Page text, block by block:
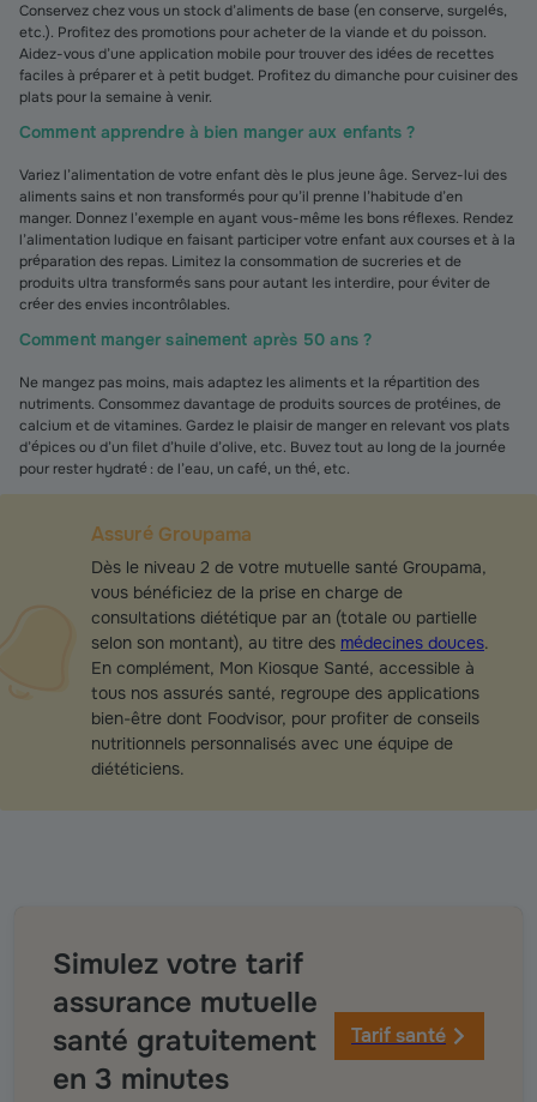
Conservez chez vous un stock d’aliments de base (en conserve, surgelés,
etc.). Profitez des promotions pour acheter de la viande et du poisson.
Aidez-vous d’une application mobile pour trouver des idées de recettes
faciles à préparer et à petit budget. Profitez du dimanche pour cuisiner des
plats pour la semaine à venir.
Comment apprendre à bien manger aux enfants ?
Variez l’alimentation de votre enfant dès le plus jeune âge. Servez-lui des
aliments sains et non transformés pour qu’il prenne l’habitude d’en
manger. Donnez l’exemple en ayant vous-même les bons réflexes. Rendez
l’alimentation ludique en faisant participer votre enfant aux courses et à la
préparation des repas. Limitez la consommation de sucreries et de
produits ultra transformés sans pour autant les interdire, pour éviter de
créer des envies incontrôlables.
Comment manger sainement après 50 ans ?
Ne mangez pas moins, mais adaptez les aliments et la répartition des
nutriments. Consommez davantage de produits sources de protéines, de
calcium et de vitamines. Gardez le plaisir de manger en relevant vos plats
d’épices ou d’un filet d’huile d’olive, etc. Buvez tout au long de la journée
pour rester hydraté : de l’eau, un café, un thé, etc.
Assuré Groupama
Dès le niveau 2 de votre mutuelle santé Groupama,
vous bénéficiez de la prise en charge de
consultations diététique par an (totale ou partielle
selon son montant), au titre des médecines douces.
En complément, Mon Kiosque Santé, accessible à
tous nos assurés santé, regroupe des applications
bien-être dont Foodvisor, pour profiter de conseils
nutritionnels personnalisés avec une équipe de
diététiciens.
Simulez votre tarif
assurance mutuelle
santé gratuitement
en 3 minutes
Tarif santé